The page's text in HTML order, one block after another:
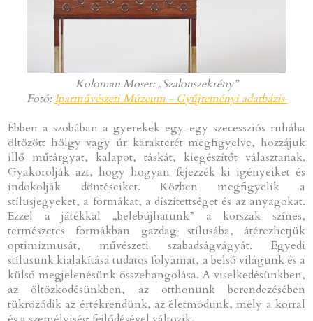
Koloman Moser: „Szalonszekrény”
Fotó:Iparművészeti Múzeum - Gyűjteményi adatbázis
Ebben a szobában a gyerekek egy-egy szecessziós ruhába
öltözött hölgy vagy úr karakterét megfigyelve, hozzájuk
illő műtárgyat, kalapot, táskát, kiegészítőt választanak.
Gyakorolják azt, hogy hogyan fejezzék ki igényeiket és
indokolják döntéseiket. Közben megfigyelik a
stílusjegyeket, a formákat, a díszítettséget és az anyagokat.
Ezzel a játékkal „belebújhatunk” a korszak színes,
természetes formákban gazdag stílusába, átérezhetjük
optimizmusát, művészeti szabadságvágyát. Egyedi
stílusunk kialakítása tudatos folyamat, a belső világunk és a
külső megjelenésünk összehangolása. A viselkedésünkben,
az öltözködésünkben, az otthonunk berendezésében
tükröződik az értékrendünk, az életmódunk, mely a korral